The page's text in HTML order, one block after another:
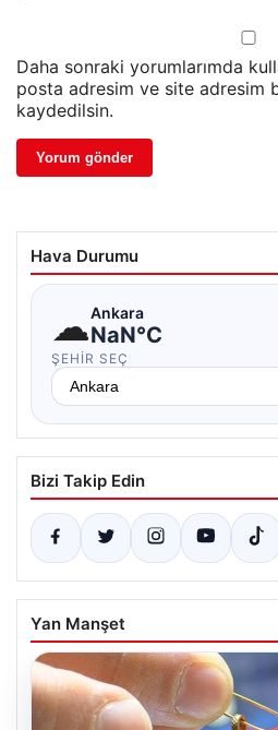
Daha sonraki yorumlarımda
posta adresim ve site adresim
kaydedilsin.
Hava Durumu
☁Ankara
NaN°C
ŞEHIR SEÇ
Bizi Takip Edin
Yan Manşet